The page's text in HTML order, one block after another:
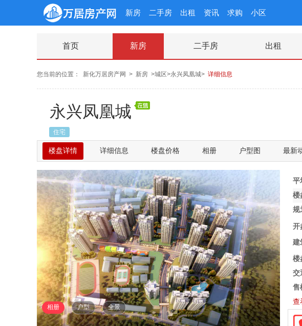
新房 二手房 出租 资讯 求购 小区
首页 新房 二手房 出租
您当前的位置： 新化万居房产网 > 新房 >城区>永兴凤凰城> 详细信息
永兴凤凰城
住宅
楼盘详情 详细信息 楼盘价格 相册 户型图 最新
相册 户型 全景
平
楼
规
开
建
楼
交
售
查